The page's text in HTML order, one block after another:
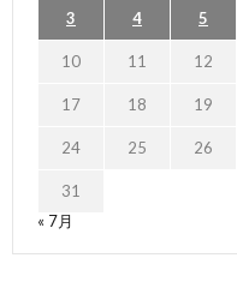
3 4 5
10 11 12
17 18 19
24 25 26
31
« 7月